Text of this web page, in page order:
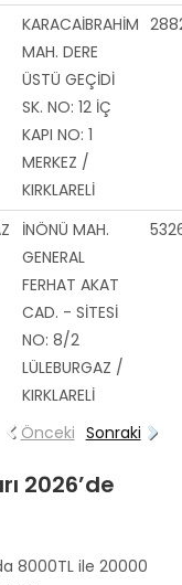
KARACAİBRAHİM
MAH. DERE
ÜSTÜ GEÇİDİ
SK. NO: 12 İÇ
KAPI NO: 1
MERKEZ /
KIRKLARELİ
İNÖNÜ MAH.
GENERAL
FERHAT AKAT
CAD. - SİTESİ
NO: 8/2
LÜLEBURGAZ /
KIRKLARELİ
Önceki Sonraki
2026’de
8000TL ile 20000